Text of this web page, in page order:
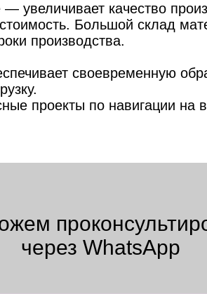
увеличивает качество
Большой склад
производства.
своевременную
проекты по навигации на
через WhatsApp